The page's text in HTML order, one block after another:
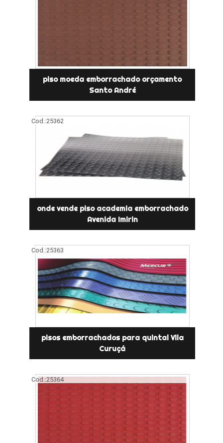
piso moeda emborrachado orçamento
Santo André
Cod.:25362
onde vende piso academia emborrachado
Avenida Imirin
Cod.:25363
pisos emborrachados para quintal Vila
Curuçá
Cod.:25364